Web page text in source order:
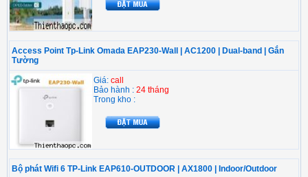
Access Point Tp-Link Omada EAP230-Wall | AC1200 | Dual-band | Gắn
Tường
Giá: call
Bảo hành : 24 tháng
Trong kho :
Bộ phát Wifi 6 TP-Link EAP610-OUTDOOR | AX1800 | Indoor/Outdoor